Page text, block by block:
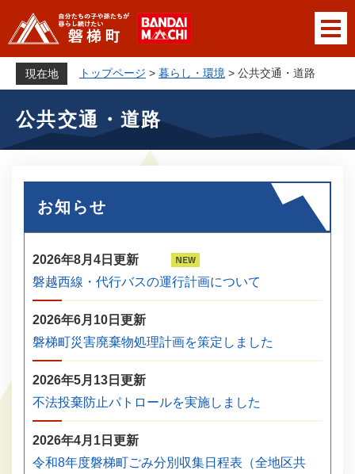
ジ
メニューを飛ばして本文へ
現在地 トップページ > 暮らし・環境 > 公共交通・道路
公共交通・道路
お知らせ
2026年8月4日更新
磐越西線・代行バスの運行計画について
2026年6月10日更新
磐梯町災害廃棄物処理計画を策定しました
2026年5月13日更新
不法投棄防止パトロールを実施しました
2026年4月1日更新
令和8年度磐梯町ごみ分別収集日程表（全地区共